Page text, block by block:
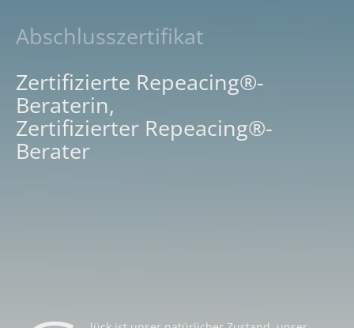
Abschlusszertifikat
Zertifizierte Repeacing®-
Beraterin,
Zertifizierter Repeacing®-
Berater